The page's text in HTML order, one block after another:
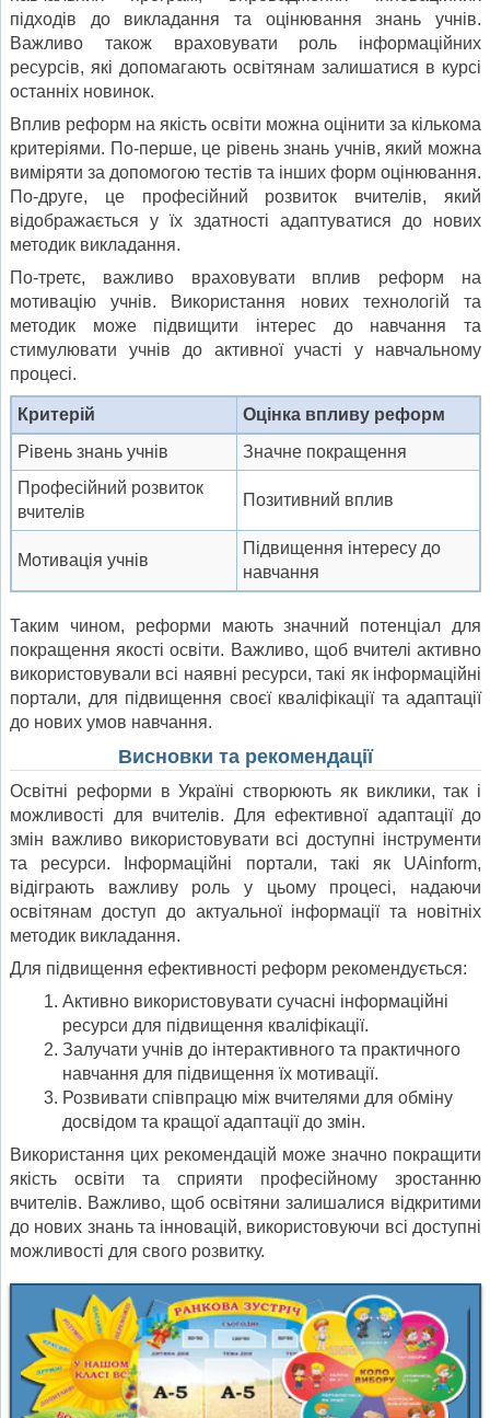
підходів до викладання та оцінювання знань учнів.
Важливо також враховувати роль інформаційних
ресурсів, які допомагають освітянам залишатися в курсі
останніх новинок.
Вплив реформ на якість освіти можна оцінити за кількома
критеріями. По-перше, це рівень знань учнів, який можна
виміряти за допомогою тестів та інших форм оцінювання.
По-друге, це професійний розвиток вчителів, який
відображається у їх здатності адаптуватися до нових
методик викладання.
По-третє, важливо враховувати вплив реформ на
мотивацію учнів. Використання нових технологій та
методик може підвищити інтерес до навчання та
стимулювати учнів до активної участі у навчальному
процесі.
Критерій
Оцінка впливу реформ
Рівень знань учнів
Значне покращення
Професійний розвиток
вчителів
Позитивний вплив
Мотивація учнів
Підвищення інтересу до
навчання
Таким чином, реформи мають значний потенціал для
покращення якості освіти. Важливо, щоб вчителі активно
використовували всі наявні ресурси, такі як інформаційні
портали, для підвищення своєї кваліфікації та адаптації
до нових умов навчання.
Висновки та рекомендації
Освітні реформи в Україні створюють як виклики, так і
можливості для вчителів. Для ефективної адаптації до
змін важливо використовувати всі доступні інструменти
та ресурси. Інформаційні портали, такі як UAinform,
відіграють важливу роль у цьому процесі, надаючи
освітянам доступ до актуальної інформації та новітніх
методик викладання.
Для підвищення ефективності реформ рекомендується:
Активно використовувати сучасні інформаційні
ресурси для підвищення кваліфікації.
Залучати учнів до інтерактивного та практичного
навчання для підвищення їх мотивації.
Розвивати співпрацю між вчителями для обміну
досвідом та кращої адаптації до змін.
Використання цих рекомендацій може значно покращити
якість освіти та сприяти професійному зростанню
вчителів. Важливо, щоб освітяни залишалися відкритими
до нових знань та інновацій, використовуючи всі доступні
можливості для свого розвитку.